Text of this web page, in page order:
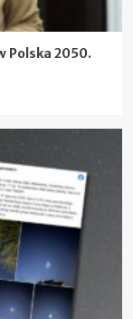
Polska 2050.